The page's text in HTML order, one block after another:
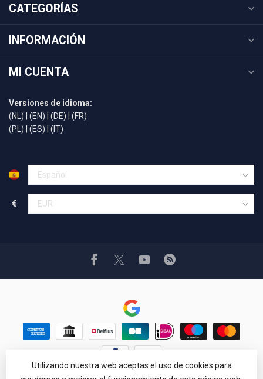
CATEGORÍAS
INFORMACIÓN
MI CUENTA
Versiones de idioma:
(NL)
(EN) (DE)
(FR)
(PL)
(ES) (IT)
€
Utilizando nuestra web aceptas el uso de cookies para